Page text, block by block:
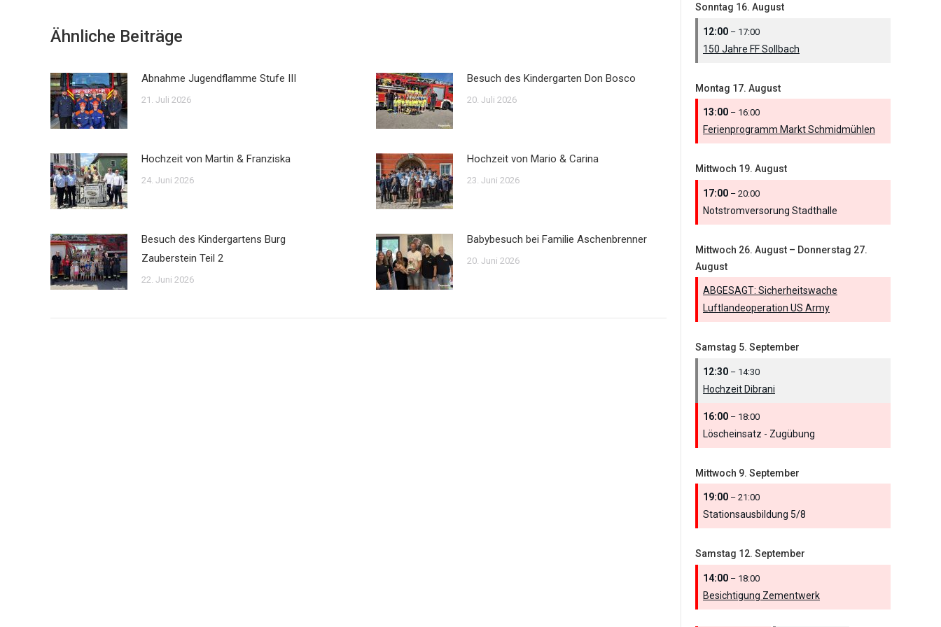
Ähnliche Beiträge
Abnahme Jugendflamme Stufe III
21. Juli 2026
Besuch des Kindergarten Don Bosco
20. Juli 2026
Hochzeit von Martin & Franziska
24. Juni 2026
Hochzeit von Mario & Carina
23. Juni 2026
Besuch des Kindergartens Burg
Zauberstein Teil 2
22. Juni 2026
Babybesuch bei Familie Aschenbrenner
20. Juni 2026
Sonntag 16. August
12:00 – 17:00
150 Jahre FF Sollbach
Montag 17. August
13:00 – 16:00
Ferienprogramm Markt Schmidmühlen
Mittwoch 19. August
17:00 – 20:00
Notstromversorung Stadthalle
Mittwoch 26. August – Donnerstag 27.
August
ABGESAGT: Sicherheitswache
Luftlandeoperation US Army
Samstag 5. September
12:30 – 14:30
Hochzeit Dibrani
16:00 – 18:00
Löscheinsatz - Zugübung
Mittwoch 9. September
19:00 – 21:00
Stationsausbildung 5/8
Samstag 12. September
14:00 – 18:00
Besichtigung Zementwerk